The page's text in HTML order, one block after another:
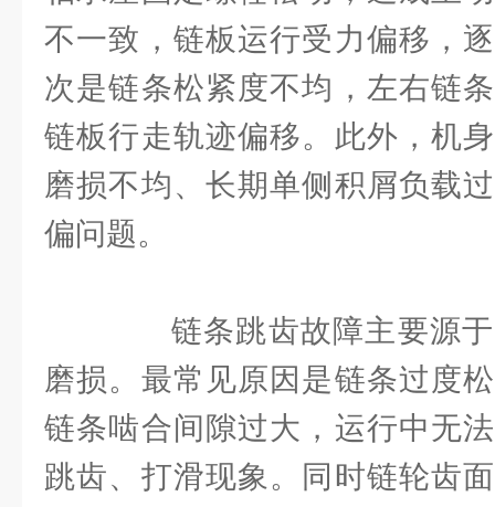
不一致，链板运行受力偏移，
次是链条松紧度不均，左右链
链板行走轨迹偏移。此外，机
磨损不均、长期单侧积屑负载
偏问题。
链条跳齿故障主要源于
磨损。最常见原因是链条过度
链条啮合间隙过大，运行中无
跳齿、打滑现象。同时链轮齿